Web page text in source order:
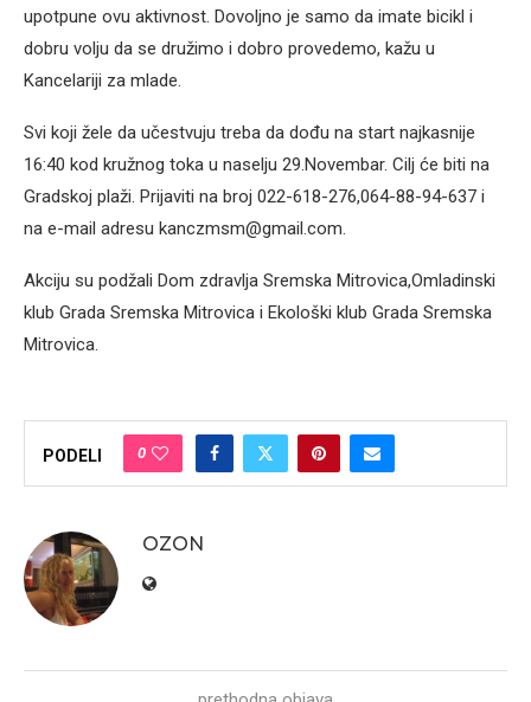
upotpune ovu aktivnost. Dovoljno je samo da imate bicikl i
dobru volju da se družimo i dobro provedemo, kažu u
Kancelariji za mlade.
Svi koji žele da učestvuju treba da dođu na start najkasnije
16:40 kod kružnog toka u naselju 29.Novembar. Cilj će biti na
Gradskoj plaži. Prijaviti na broj 022-618-276,064-88-94-637 i
na e-mail adresu kanczmsm@gmail.com.
Akciju su podžali Dom zdravlja Sremska Mitrovica,Omladinski
klub Grada Sremska Mitrovica i Ekološki klub Grada Sremska
Mitrovica.
PODELI 0
OZON